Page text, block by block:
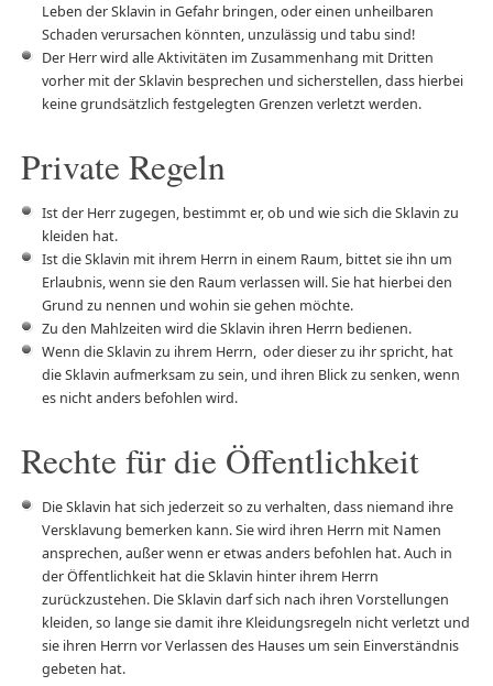
Leben der Sklavin in Gefahr bringen, oder einen unheilbaren
Schaden verursachen könnten, unzulässig und tabu sind!
Der Herr wird alle Aktivitäten im Zusammenhang mit Dritten
vorher mit der Sklavin besprechen und sicherstellen, dass hierbei
keine grundsätzlich festgelegten Grenzen verletzt werden.
Private Regeln
Ist der Herr zugegen, bestimmt er, ob und wie sich die Sklavin zu
kleiden hat.
Ist die Sklavin mit ihrem Herrn in einem Raum, bittet sie ihn um
Erlaubnis, wenn sie den Raum verlassen will. Sie hat hierbei den
Grund zu nennen und wohin sie gehen möchte.
Zu den Mahlzeiten wird die Sklavin ihren Herrn bedienen.
Wenn die Sklavin zu ihrem Herrn, oder dieser zu ihr spricht, hat
die Sklavin aufmerksam zu sein, und ihren Blick zu senken, wenn
es nicht anders befohlen wird.
Rechte für die Öffentlichkeit
Die Sklavin hat sich jederzeit so zu verhalten, dass niemand ihre
Versklavung bemerken kann. Sie wird ihren Herrn mit Namen
ansprechen, außer wenn er etwas anders befohlen hat. Auch in
der Öffentlichkeit hat die Sklavin hinter ihrem Herrn
zurückzustehen. Die Sklavin darf sich nach ihren Vorstellungen
kleiden, so lange sie damit ihre Kleidungsregeln nicht verletzt und
sie ihren Herrn vor Verlassen des Hauses um sein Einverständnis
gebeten hat.